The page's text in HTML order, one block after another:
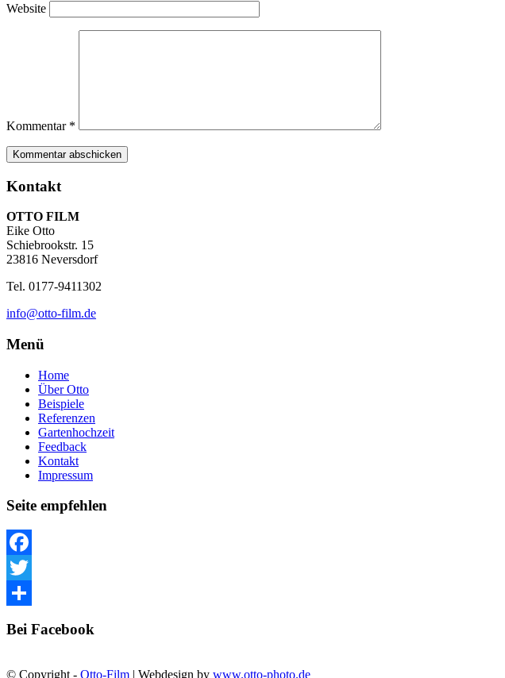
Website
Kommentar *
Kontakt
OTTO FILM
Eike Otto
Schiebrookstr. 15
23816 Neversdorf
Tel. 0177-9411302
info@otto-film.de
Menü
Home
Über Otto
Beispiele
Referenzen
Gartenhochzeit
Feedback
Kontakt
Impressum
Seite empfehlen
Facebook
Twitter
Bei Facebook
© Copyright - Otto-Film | Webdesign by www.otto-photo.de